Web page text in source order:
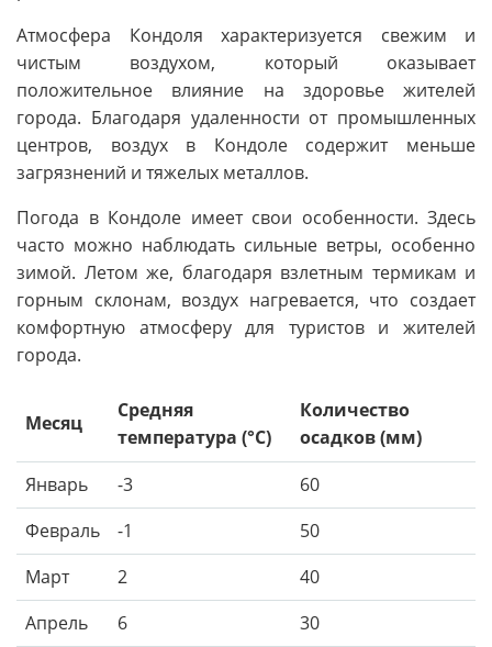
Атмосфера Кондоля характеризуется свежим и
чистым воздухом, который оказывает
положительное влияние на здоровье жителей
города. Благодаря удаленности от промышленных
центров, воздух в Кондоле содержит меньше
загрязнений и тяжелых металлов.
Погода в Кондоле имеет свои особенности. Здесь
часто можно наблюдать сильные ветры, особенно
зимой. Летом же, благодаря взлетным термикам и
горным склонам, воздух нагревается, что создает
комфортную атмосферу для туристов и жителей
города.
Месяц
Средняя
температура (°C)
Количество
осадков (мм)
Январь
-3
60
Февраль
-1
50
Март
2
40
Апрель
6 30